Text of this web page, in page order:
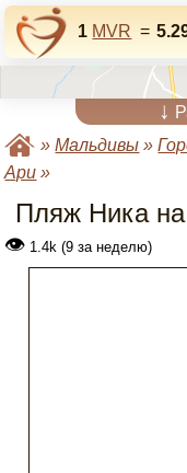
1 MVR =
↓
»Мальдивы »
Ари »
Пляж Ника
👁 1.4k (9 за неделю)